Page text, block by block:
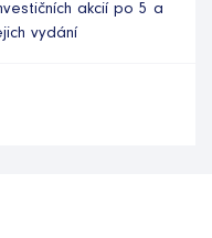
akcií po 5 a
vydání